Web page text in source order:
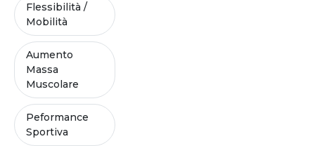
Flessibilità /
Mobilità
Aumento
Massa
Muscolare
Peformance
Sportiva